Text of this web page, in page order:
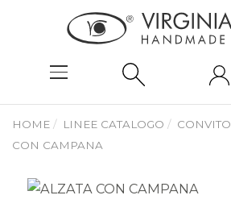
HOME LINEE CATALOGO CONVITO
CON CAMPANA